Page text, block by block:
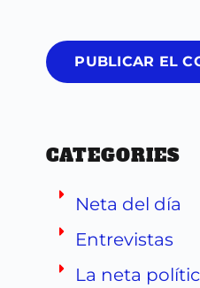
PUBLICAR EL
CATEGORIES
Neta del día
Entrevistas
La neta